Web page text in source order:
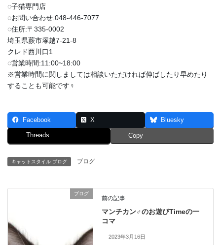
◌子猫専門店
◌お問い合わせ:048-446-7077
◌住所:〒335-0002
埼玉県蕨市塚越7-21-8
クレド西川口1
◌営業時間:11:00~18:00
※営業時間に関しましては相談いただければ伸ばしたり早めたり
することも可能です‍♀️
Facebook X Bluesky
Threads Copy
キャットスタイル ブログ ブログ
ブログ
前の記事
マンチカン♂のお遊びTimeの一
コマ
2023年3月16日